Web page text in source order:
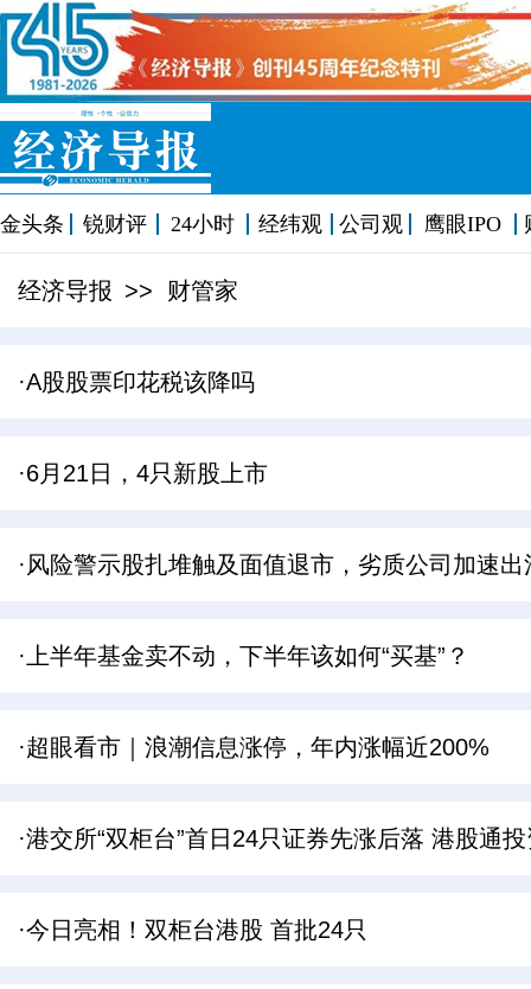
金头条 锐财评 24小时 经纬观 公司观 鹰眼IPO
经济导报 >> 财管家
·A股股票印花税该降吗
·6月21日，4只新股上市
·风险警示股扎堆触及面值退市，劣质公司加速出
·上半年基金卖不动，下半年该如何“买基”？
·超眼看市｜浪潮信息涨停，年内涨幅近200%
·港交所“双柜台”首日24只证券先涨后落 港股通
·今日亮相！双柜台港股 首批24只